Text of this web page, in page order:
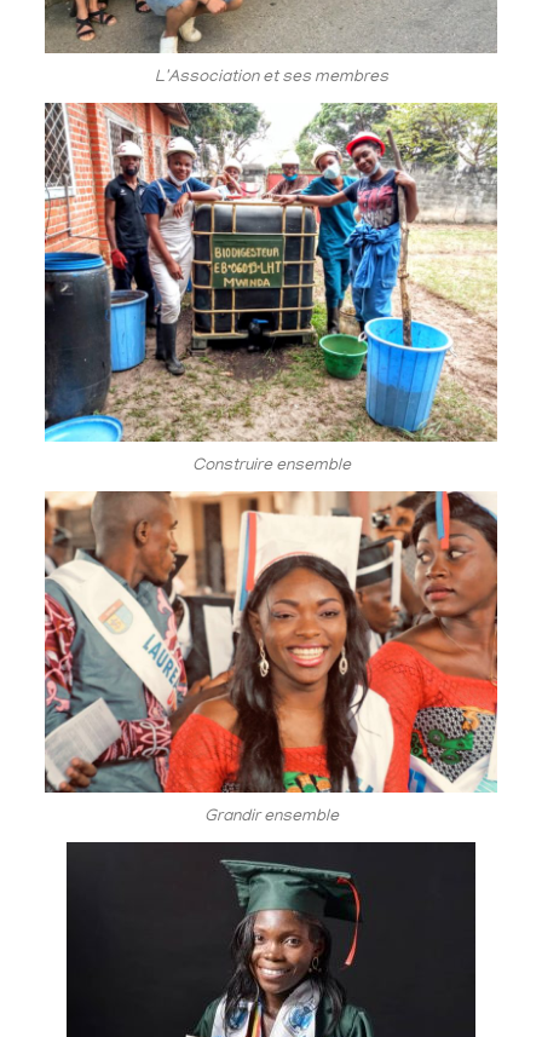
L'Association et ses membres
Construire ensemble
Grandir ensemble